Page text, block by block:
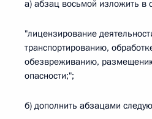
а) абзац восьмой изложить в
"лицензирование
транспортированию,
обезвреживанию,
опасности;";
б) дополнить абзацами